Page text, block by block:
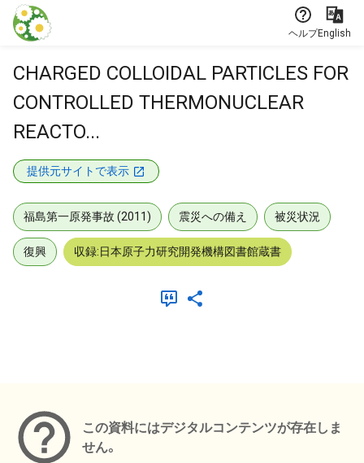
本文に飛ぶ
ヘルプEnglish
CHARGED COLLOIDAL PARTICLES FOR
CONTROLLED THERMONUCLEAR
REACTO...
提供元サイトで表示
福島第一原発事故 (2011) 震災への備え 被災状況
復興 収録:日本原子力研究開発機構図書館蔵書
この資料にはデジタルコンテンツが存在しま
せん。